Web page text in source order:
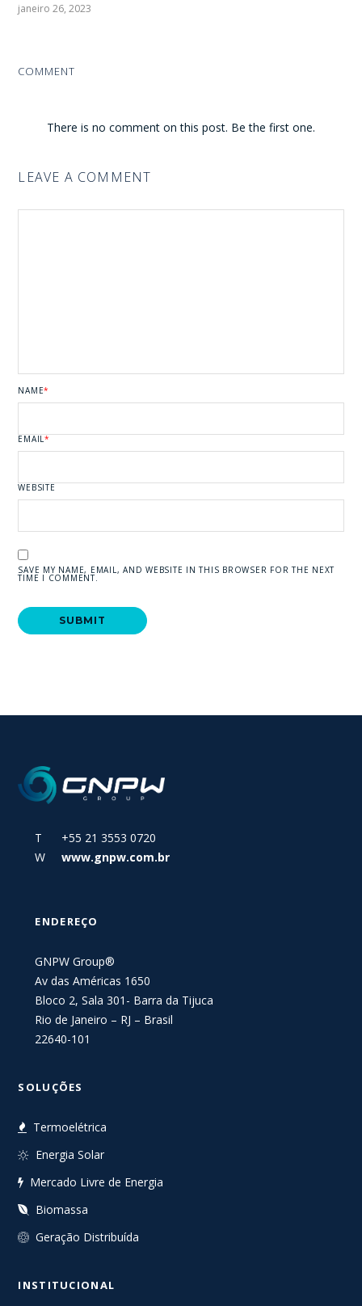
janeiro 26, 2023
COMMENT
There is no comment on this post. Be the first one.
LEAVE A COMMENT
NAME*
EMAIL*
WEBSITE
SAVE MY NAME, EMAIL, AND WEBSITE IN THIS BROWSER FOR THE NEXT
TIME I COMMENT.
T +55 21 3553 0720
W
www.gnpw.com.br
ENDEREÇO
GNPW Group®
Av das Américas 1650
Bloco 2, Sala 301- Barra da Tijuca
Rio de Janeiro – RJ – Brasil
22640-101
SOLUÇÕES
Termoelétrica
Energia Solar
Mercado Livre de Energia
Biomassa
Geração Distribuída
INSTITUCIONAL